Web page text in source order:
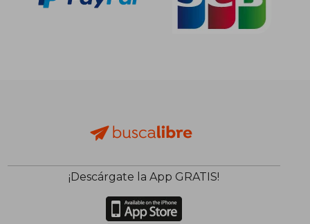
¡Descárgate la App GRATIS!